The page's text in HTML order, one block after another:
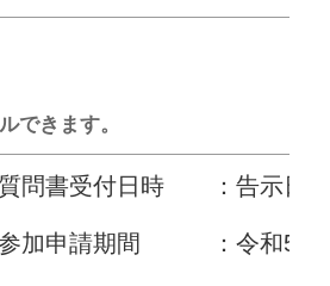
できます。
質問書受付日時 ：告示日か
加申請期間 ：令和5年5月